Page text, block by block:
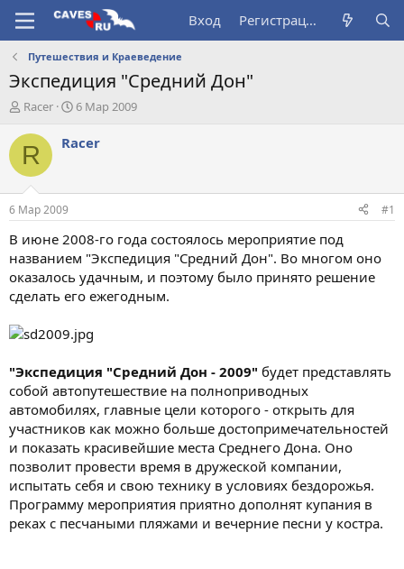
Вход Регистрация
Путешествия и Краеведение
Экспедиция "Средний Дон"
А
т
о
т
е
м
ы
Racer
Д
т
а
л
6 Мар 2009
R Racer
6 Мар 2009 #1
В июне 2008-го года состоялось мероприятие под
названием "Экспедиция "Средний Дон". Во многом оно
оказалось удачным, и поэтому было принято решение
сделать его ежегодным.
"Экспедиция "Средний Дон - 2009" будет представлять
собой автопутешествие на полноприводных
автомобилях, главные цели которого - открыть для
участников как можно больше достопримечательностей
и показать красивейшие места Среднего Дона. Оно
позволит провести время в дружеской компании,
испытать себя и свою технику в условиях бездорожья.
Программу мероприятия приятно дополнят купания в
реках с песчаными пляжами и вечерние песни у костра.